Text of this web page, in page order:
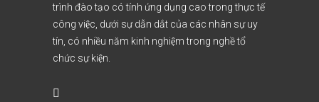
trình đào tạo có tính ứng dụng cao trong thực tế
công việc, dưới sự dẫn dắt của các nhân sự uy
tín, có nhiều năm kinh nghiệm trong nghề tổ
chức sự kiện.